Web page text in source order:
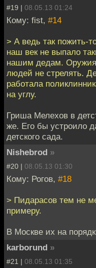
#19 | 08.05.13 01:24
Кому: fist, #14
> А ведь так пожить-
наш век не выпало
нашим дедам. Оружия
людей не стрелять.
работала
на углу.
Гриша Мелехов в
же. Его бы устроило
детского сада.
Nishebrod »
#20 | 08.05.13 01:30
Кому: Рогов, #18
> Пидарасов тем не
примеру.
В Москве их на
karborund »
#21 | 08.05.13 01:35